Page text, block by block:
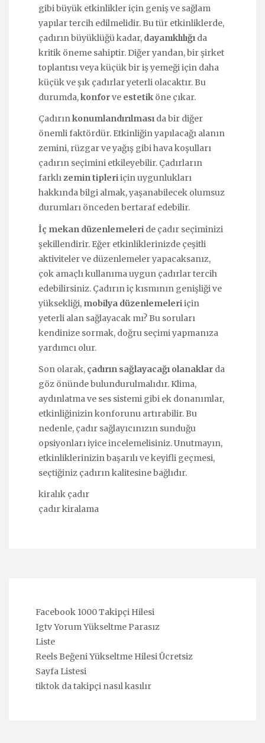
gibi büyük etkinlikler için geniş ve sağlam
yapılar tercih edilmelidir. Bu tür etkinliklerde,
çadırın büyüklüğü kadar, dayanıklılığı da
kritik öneme sahiptir. Diğer yandan, bir şirket
toplantısı veya küçük bir iş yemeği için daha
küçük ve şık çadırlar yeterli olacaktır. Bu
durumda,konforve estetik öne çıkar.
Çadırınkonumlandırılması da bir diğer
önemli faktördür. Etkinliğin yapılacağı alanın
zemini, rüzgar ve yağış gibi hava koşulları
çadırın seçimini etkileyebilir. Çadırların
farklızemin tipleriiçin uygunlukları
hakkında bilgi almak, yaşanabilecek olumsuz
durumları önceden bertaraf edebilir.
İç mekan düzenlemeleri de çadır seçiminizi
şekillendirir. Eğer etkinliklerinizde çeşitli
aktiviteler ve düzenlemeler yapacaksanız,
çok amaçlı kullanıma uygun çadırlar tercih
edebilirsiniz. Çadırın iç kısmının genişliği ve
yüksekliği, mobilya düzenlemeleriiçin
yeterli alan sağlayacak mı? Bu soruları
kendinize sormak, doğru seçimi yapmanıza
yardımcı olur.
Son olarak, çadırın sağlayacağı olanaklar da
göz önünde bulundurulmalıdır. Klima,
aydınlatma ve ses sistemi gibi ek donanımlar,
etkinliğinizin konforunu artırabilir. Bu
nedenle, çadır sağlayıcınızın sunduğu
opsiyonları iyice incelemelisiniz. Unutmayın,
etkinliklerinizin başarılı ve keyifli geçmesi,
seçtiğiniz çadırın kalitesine bağlıdır.
kiralık çadır
çadır kiralama
Facebook 1000 Takipçi Hilesi
Igtv Yorum Yükseltme Parasız
Liste
Reels Beğeni Yükseltme Hilesi Ücretsiz
Sayfa Listesi
tiktok da takipçi nasıl kasılır